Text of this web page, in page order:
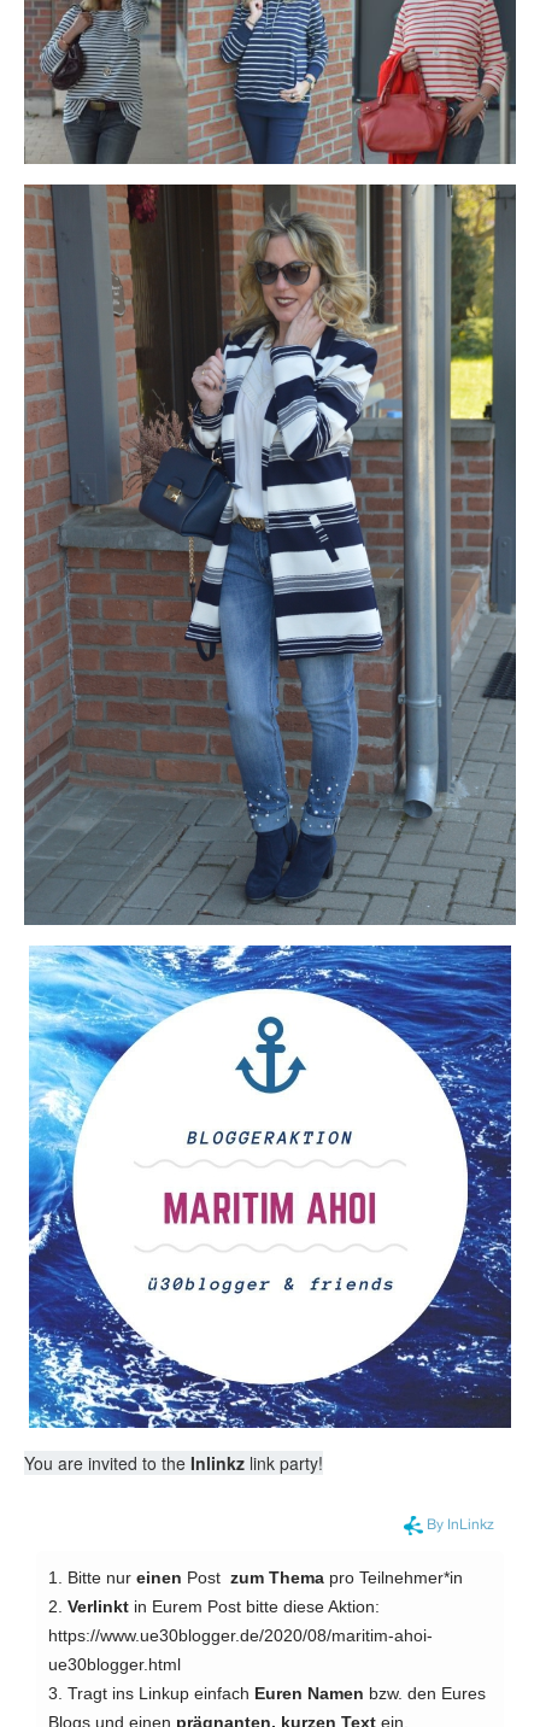
You are invited to the Inlinkz link party!